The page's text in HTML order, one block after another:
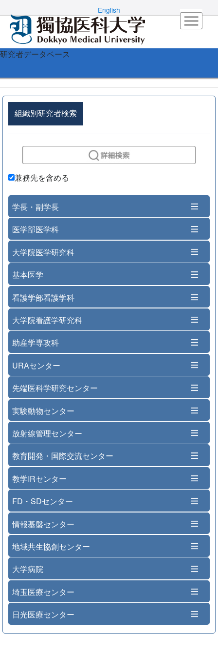
English
研究者データベース
組織別研究者検索
兼務先を含める
学長・副学長
医学部医学科
大学院医学研究科
基本医学
看護学部看護学科
大学院看護学研究科
助産学専攻科
URAセンター
先端医科学研究センター
実験動物センター
放射線管理センター
教育開発・国際交流センター
教学IRセンター
FD・SDセンター
情報基盤センター
地域共生協創センター
大学病院
埼玉医療センター
日光医療センター